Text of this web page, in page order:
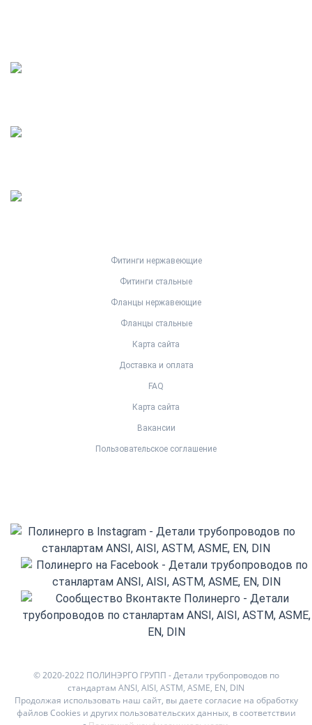
Фитинги нержавеющие
Фитинги стальные
Фланцы нержавеющие
Фланцы стальные
Карта сайта
Доставка и оплата
FAQ
Карта сайта
Вакансии
Пользовательское соглашение
© 2020-2022 ПОЛИНЭРГО ГРУПП - Детали трубопроводов по
стандартам ANSI, AISI, ASTM, ASME, EN, DIN
Продолжая использовать наш сайт, вы даете согласие на обработку
файлов Cookies и других пользовательских данных, в соответствии